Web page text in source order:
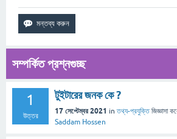
সম্পর্কিত প্রশ্নগুচ্ছ
1
উত্তর
টুইটারের জনক কে ?
17 সেপ্টেম্বর 2021 inতথ্য-প্রযুক্তি জিজ্ঞাসা
Saddam Hossen